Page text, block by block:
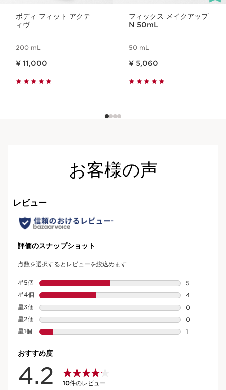
ボディ フィット アクテ
ィヴ
200 mL
¥ 11,000
フィックス メイクアップ
N 50mL
50 mL
¥ 5,060
お客様の声